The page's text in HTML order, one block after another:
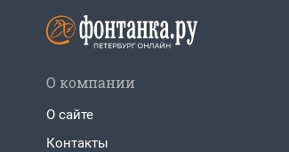
О компании
О сайте
Контакты